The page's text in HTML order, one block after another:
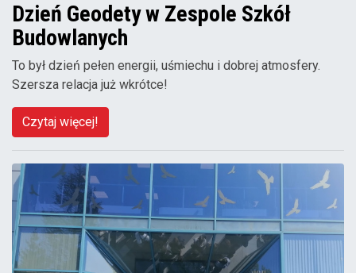
Dzień Geodety w Zespole Szkół
Budowlanych
To był dzień pełen energii, uśmiechu i dobrej atmosfery.
Szersza relacja już wkrótce!
Czytaj więcej!